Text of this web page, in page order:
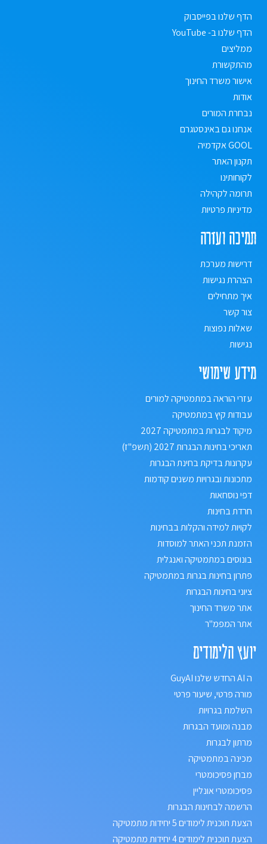
הדף שלנו בפייסבוק
הדף שלנו ב- YouTube
ממליצים
מהתקשורת
אישור משרד החינוך
אודות
נבחרת המורים
אנחנו גם באינסטגרם
GOOL אקדמיה
תקנון האתר
לקוחותינו
תרומה לקהילה
מדיניות פרטיות
תמיכה ועזרה
דרישות מערכת
הצהרת נגישות
איך מתחילים
צור קשר
שאלות נפוצות
נגישות
מידע שימושי
עזרי הוראה במתמטיקה למורים
עבודות קיץ במתמטיקה
מיקוד לבגרות במתמטיקה 2027
תאריכי בחינות הבגרות 2027 (תשפ"ז)
עקרונות בדיקת בחינת הבגרות
מתכונות ובגרויות משנים קודמות
דפי נוסחאות
חרדת בחינות
לקויות למידה והקלות בבחינות
הזמנת תכני האתר למוסדות
בונוסים במתמטיקה ואנגלית
פתרון בחינות בגרות במתמטיקה
ציוני בחינות הבגרות
אתר משרד החינוך
אתר המפמ"ר
יועץ הלימודים
ה AI החדש שלנו GuyAI
מורה פרטי, שיעור פרטי
השלמת בגרויות
מבנה ומועד הבגרות
מרתון לבגרות
מכינה במתמטיקה
מבחן פסיכומטרי
פסיכומטרי אונליין
הרשמה לבחינות הבגרות
הצעת תוכנית לימודים 5 יחידות מתמטיקה
הצעת תוכנית לימודים 4 יחידות מתמטיקה